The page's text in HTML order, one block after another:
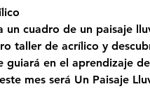
un cuadro de un paisaje
taller de acrílico y
guiará en el aprendizaje
mes será Un Paisaje